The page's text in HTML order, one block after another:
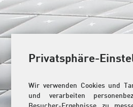
Privatsphäre-
Wir verwenden Cookies und
und verarbeiten